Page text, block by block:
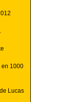
en 1000
Lucas